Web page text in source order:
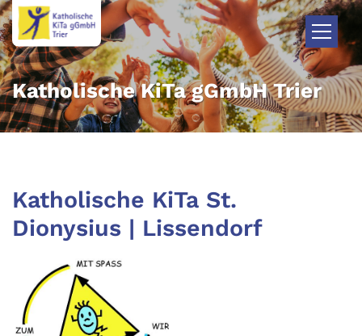
Zum Inhalt springen
Katholische KiTa gGmbH Trier
Katholische KiTa St.
Dionysius | Lissendorf